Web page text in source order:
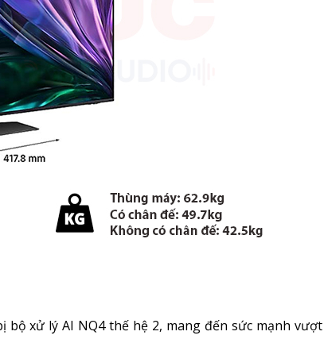
xử lý AI NQ4 thế hệ 2, mang đến sức mạnh vượt